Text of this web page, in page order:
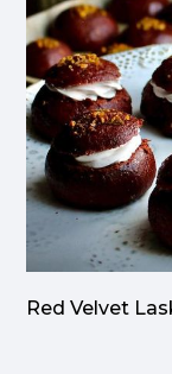
Red Velvet